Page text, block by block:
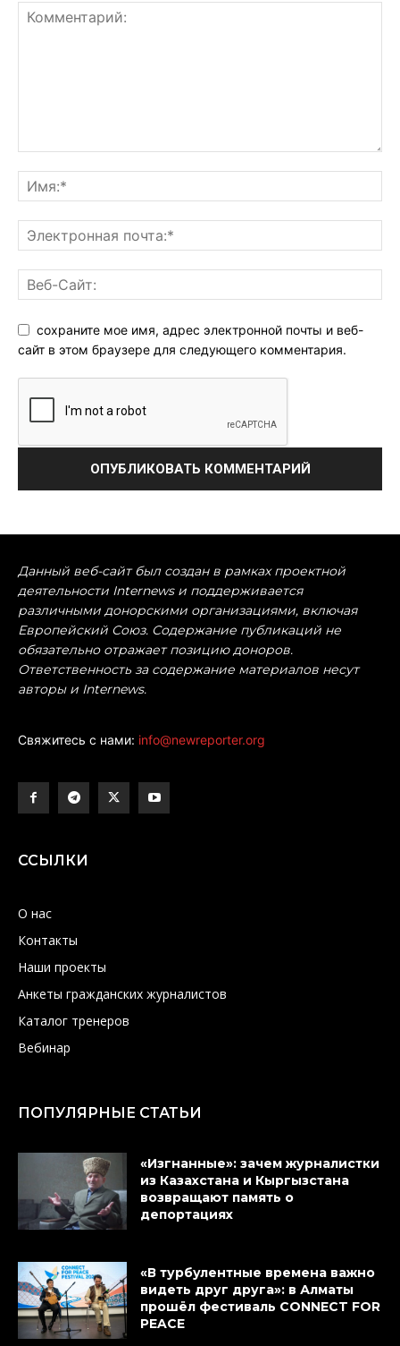
сохраните мое имя, адрес электронной почты и веб-
сайт в этом браузере для следующего комментария.
Данный веб-сайт был создан в рамках проектной
деятельности Internews и поддерживается
различными донорскими организациями, включая
Европейский Союз. Содержание публикаций не
обязательно отражает позицию доноров.
Ответственность за содержание материалов несут
авторы и Internews.
Свяжитесь с нами: info@newreporter.org
ССЫЛКИ
О нас
Контакты
Наши проекты
Анкеты гражданских журналистов
Каталог тренеров
Вебинар
ПОПУЛЯРНЫЕ СТАТЬИ
«Изгнанные»: зачем журналистки
из Казахстана и Кыргызстана
возвращают память о
депортациях
«В турбулентные времена важно
видеть друг друга»: в Алматы
прошёл фестиваль CONNECT FOR
PEACE